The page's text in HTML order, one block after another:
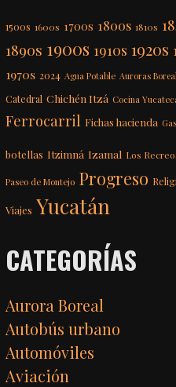
1500s 1600s 1700s 1800s 1810s
1890s 1900s 1910s 1920s
1970s 2024 Agua Potable Auroras
Catedral Chichén Itzá Cocina
Ferrocarril Fichas hacienda
botellas Itzimná Izamal Los
Paseo de Montejo Progreso
Viajes Yucatán
CATEGORÍAS
Aurora Boreal
Autobús urbano
Automóviles
Aviación